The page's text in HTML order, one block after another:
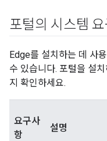
포털의 시스템
Edge를 설치하는 데 사
수 있습니다. 포털을 설
지 확인하세요.
요구사
항
설명